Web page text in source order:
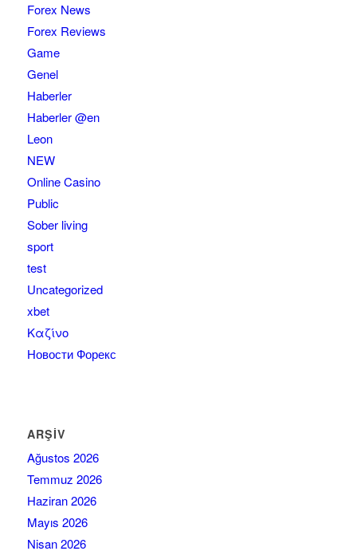
Forex News
Forex Reviews
Game
Genel
Haberler
Haberler @en
Leon
NEW
Online Casino
Public
Sober living
sport
test
Uncategorized
xbet
Καζίνο
Новости Форекс
ARŞIV
Ağustos 2026
Temmuz 2026
Haziran 2026
Mayıs 2026
Nisan 2026